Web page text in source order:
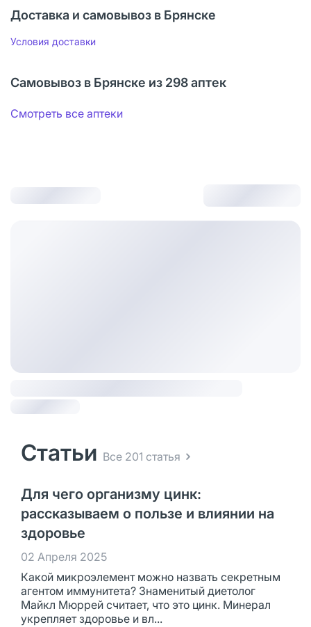
Доставка и самовывоз в Брянске
Условия доставки
Самовывоз в Брянске из 298 аптек
Смотреть все аптеки
Статьи Все 201 статья
Для чего организму цинк:
рассказываем о пользе и влиянии на
здоровье
02 Апреля 2025
Какой микроэлемент можно назвать секретным
агентом иммунитета? Знаменитый диетолог
Майкл Мюррей считает, что это цинк. Минерал
укрепляет здоровье и вл...